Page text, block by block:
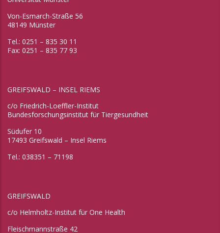
Von-Esmarch-Straße 56
48149 Münster
Tel.: 0251 – 835 30 11
Fax: 0251 – 835 77 93
GREIFSWALD – INSEL RIEMS
c/o Friedrich-Loeffler-Institut
Bundesforschungsinstitut für Tiergesundheit
Südufer 10
17493 Greifswald – Insel Riems
Tel.: 038351 – 71198
GREIFSWALD
c/o Helmholtz-Institut für One Health
Fleischmannstraße 42